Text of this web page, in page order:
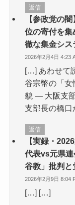
返信
【参政党の
位の寄付を集
徹な集金シス
2026年2月4日 4:23
[…] あわせて
谷宗幣の「女
貌 — 大阪支
支部長の橋
返信
【実録・
代表vs元県
谷教」批判
2026年2月9日 8:04
[…] […]